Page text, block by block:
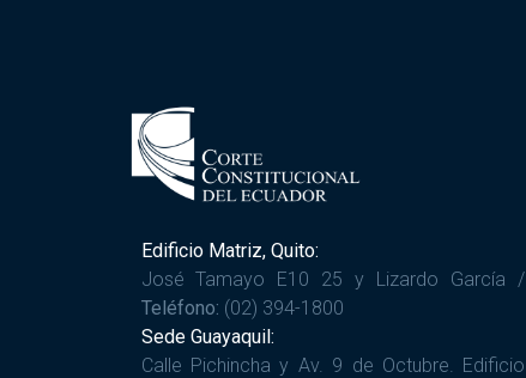
Edificio Matriz, Quito:
José Tamayo E10 25 y Lizardo García /
Teléfono: (02) 394-1800
Sede Guayaquil:
Calle Pichincha y Av. 9 de Octubre. Edificio